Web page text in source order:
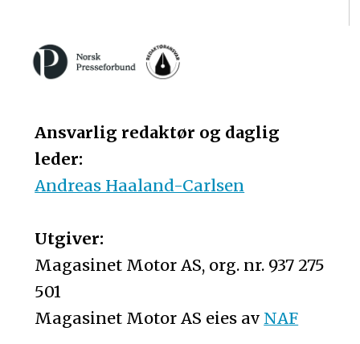
Ansvarlig redaktør og daglig
leder:
Andreas Haaland-Carlsen
Utgiver:
Magasinet Motor AS, org. nr. 937 275
501
Magasinet Motor AS eies av NAF